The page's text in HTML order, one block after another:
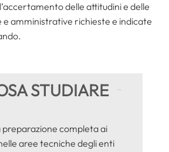
delle attitudini e delle
e amministrative richieste e indicate
STUDIARE
preparazione completa ai
aree tecniche degli enti